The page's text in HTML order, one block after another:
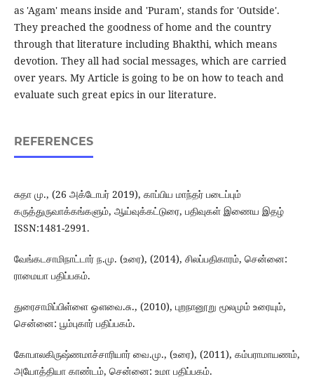
as 'Agam' means inside and 'Puram', stands for 'Outside'.
They preached the goodness of home and the country
through that literature including Bhakthi, which means
devotion. They all had social messages, which are carried
over years. My Article is going to be on how to teach and
evaluate such great epics in our literature.
REFERENCES
சுதா மு., (26 அக்டோபர் 2019), காப்பிய மாந்தர் படைப்பும்
கருத்துருவாக்கங்களும், ஆய்வுக்கட்டுரை, பதிவுகள் இணைய இதழ்
ISSN:1481-2991.
வேங்கடசாமிநாட்டார் ந.மு. (உரை), (2014), சிலப்பதிகாரம், சென்னை:
ராமையா பதிப்பகம்.
துரைசாமிப்பிள்ளை ஔவை.சு., (2010), புறநானூறு மூலமும் உரையும்,
சென்னை: பூம்புகார் பதிப்பகம்.
கோபாலகிருஷ்ணமாச்சாரியார் வை.மு., (உரை), (2011), கம்பராமாயணம்,
அயோத்தியா காண்டம், சென்னை: உமா பதிப்பகம்.